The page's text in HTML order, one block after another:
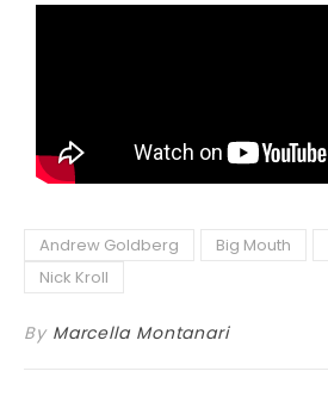
Andrew Goldberg Big Mouth
Nick Kroll
By Marcella Montanari